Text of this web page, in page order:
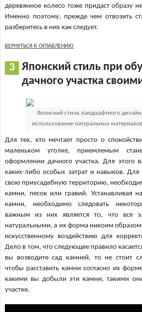
деревянное колесо тоже придаст образу
Именно поэтому, прежде чем отвозить
разберитесь в них как следует.
ВЕРНУТЬСЯ К ОГЛАВЛЕНИЮ
Японский стиль при
дачного участка
Японский стиль ландшафтного
использование натуральных
Для тех, кто мечтает просто о
маленьком уголке, приемлемым
оформлении дачного участка. Для этого
каких-либо особых затрат и навыков. Для
свою приусадебную территорию,
камни, песок или гравий. Устанавливая
камни, необходимо следовать
важным из них является то, что все
натуральными, а их форма никоим образом
искусственному воздействию для
Дело в том, что следующее правило
вы возводите сад камней, то не стоит
чтобы расставить камни согласно их
какими вы добыли эти камни, такими
участке.